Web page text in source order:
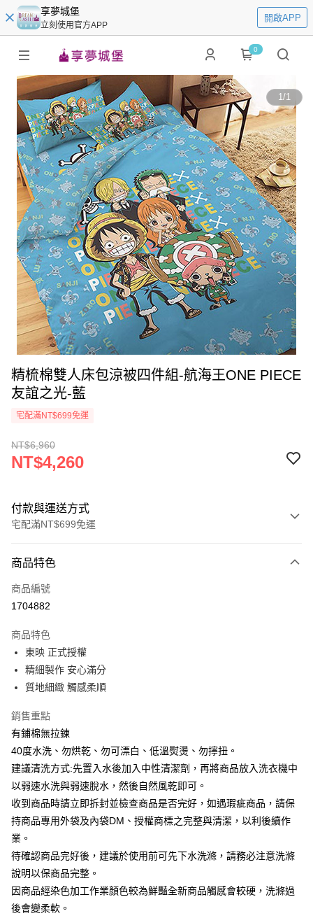
享夢城堡
立刻使用官方APP
開啟APP
0
1/1
精梳棉雙人床包涼被四件組-航海王ONE PIECE
友誼之光-藍
宅配滿NT$699免運
NT$6,960
NT$4,260
付款與運送方式
宅配滿NT$699免運
信用卡一次付款
LINE Pay
街口支付
悠遊付
ATM付款
宅配
每筆NT$80，滿NT$699(含以上)免運費
商品特色
商品編號
1704882
商品特色
東映 正式授權
精細製作 安心滿分
質地細緻 觸感柔順
銷售重點
有鋪棉無拉鍊
40度水洗、勿烘乾、勿可漂白、低溫熨燙、勿擰扭。
建議清洗方式:先置入水後加入中性清潔劑，再將商品放入洗衣機中
以弱速水洗與弱速脫水，然後自然風乾即可。
收到商品時請立即拆封並檢查商品是否完好，如遇瑕疵商品，請保
持商品專用外袋及內袋DM、授權商標之完整與清潔，以利後續作
業。
待確認商品完好後，建議於使用前可先下水洗滌，請務必注意洗滌
說明以保商品完整。
因商品經染色加工作業顏色較為鮮豔全新商品觸感會較硬，洗滌過
後會變柔軟。